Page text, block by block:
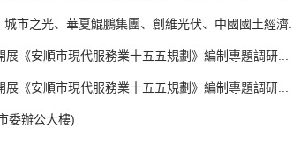
之光、華夏鯤鵬集團、創維光伏、中國國土經濟...
安順市現代服務業十五五規劃》編制專題調研...
安順市現代服務業十五五規劃》編制專題調研...
委辦公大樓)